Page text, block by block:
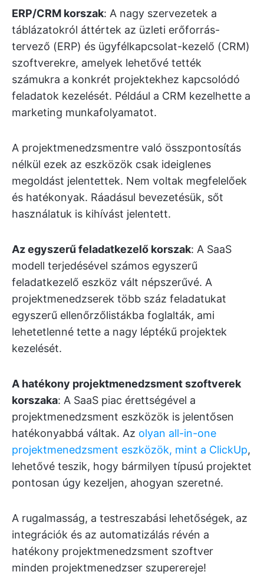
ERP/CRM korszak: A nagy szervezetek a
táblázatokról áttértek az üzleti erőforrás-
tervező (ERP) és ügyfélkapcsolat-kezelő (CRM)
szoftverekre, amelyek lehetővé tették
számukra a konkrét projektekhez kapcsolódó
feladatok kezelését. Például a CRM kezelhette a
marketing munkafolyamatot.
A projektmenedzsmentre való összpontosítás
nélkül ezek az eszközök csak ideiglenes
megoldást jelentettek. Nem voltak megfelelőek
és hatékonyak. Ráadásul bevezetésük, sőt
használatuk is kihívást jelentett.
Az egyszerű feladatkezelő korszak: A SaaS
modell terjedésével számos egyszerű
feladatkezelő eszköz vált népszerűvé. A
projektmenedzserek több száz feladatukat
egyszerű ellenőrzőlistákba foglalták, ami
lehetetlenné tette a nagy léptékű projektek
kezelését.
A hatékony projektmenedzsment szoftverek
korszaka: A SaaS piac érettségével a
projektmenedzsment eszközök is jelentősen
hatékonyabbá váltak. Az olyan all-in-one
projektmenedzsment eszközök, mint a ClickUp,
lehetővé teszik, hogy bármilyen típusú projektet
pontosan úgy kezeljen, ahogyan szeretné.
A rugalmasság, a testreszabási lehetőségek, az
integrációk és az automatizálás révén a
hatékony projektmenedzsment szoftver
minden projektmenedzser szuperereje!